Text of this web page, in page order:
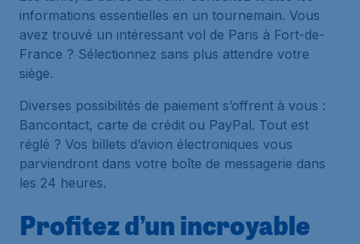
informations essentielles en un tournemain. Vous
avez trouvé un intéressant vol de Paris à Fort-de-
France ? Sélectionnez sans plus attendre votre
siège.
Diverses possibilités de paiement s’offrent à vous :
Bancontact, carte de crédit ou PayPal. Tout est
réglé ? Vos billets d’avion électroniques vous
parviendront dans votre boîte de messagerie dans
les 24 heures.
Profitez d’un incroyable